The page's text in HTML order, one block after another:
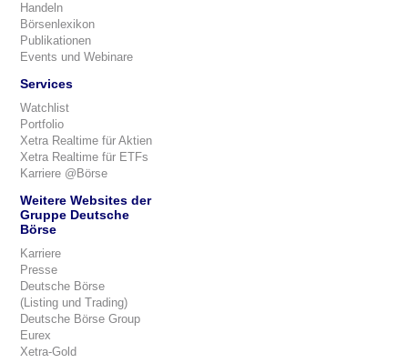
Handeln
Börsenlexikon
Publikationen
Events und Webinare
Services
Watchlist
Portfolio
Xetra Realtime für Aktien
Xetra Realtime für ETFs
Karriere @Börse
Weitere Websites der
Gruppe Deutsche
Börse
Karriere
Presse
Deutsche Börse
(Listing und Trading)
Deutsche Börse Group
Eurex
Xetra-Gold